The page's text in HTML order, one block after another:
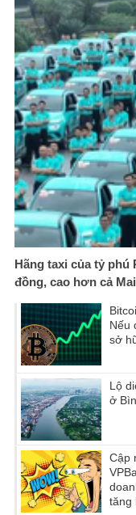
Hãng taxi của tỷ phú
đồng, cao hơn cả
Nếu
sở
Lộ
ở
Cập
tăng